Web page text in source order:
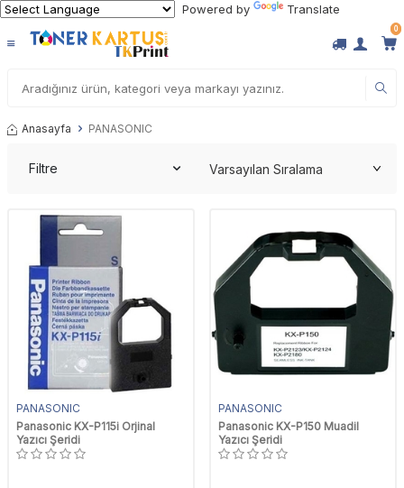
Powered by Translate
0
Anasayfa PANASONIC
Filtre
PANASONIC
Panasonic KX-P115i Orjinal
Yazıcı Şeridi
PANASONIC
Panasonic KX-P150 Muadil
Yazıcı Şeridi